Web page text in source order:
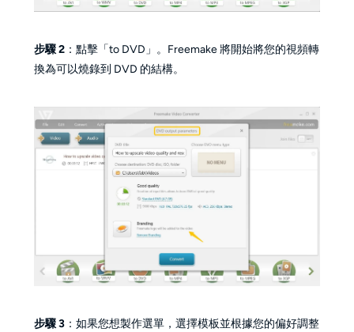
步驟 2：點擊「to DVD」。Freemake 將開始將您的視頻轉
換為可以燒錄到 DVD 的結構。
步驟 3：如果您想製作選單，選擇模板並根據您的偏好調整